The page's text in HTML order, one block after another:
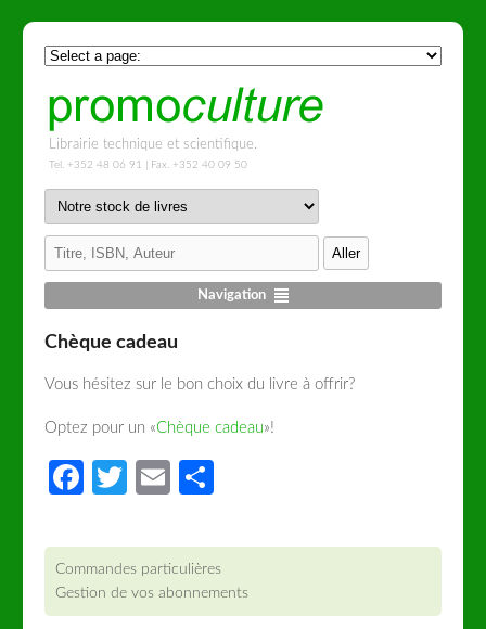
Librairie technique et scientifique.
Tel. +352 48 06 91 | Fax. +352 40 09 50
Navigation
Chèque cadeau
Vous hésitez sur le bon choix du livre à offrir?
Optez pour un «Chèque cadeau»!
Facebook
Twitter
Email
Commandes particulières
Gestion de vos abonnements